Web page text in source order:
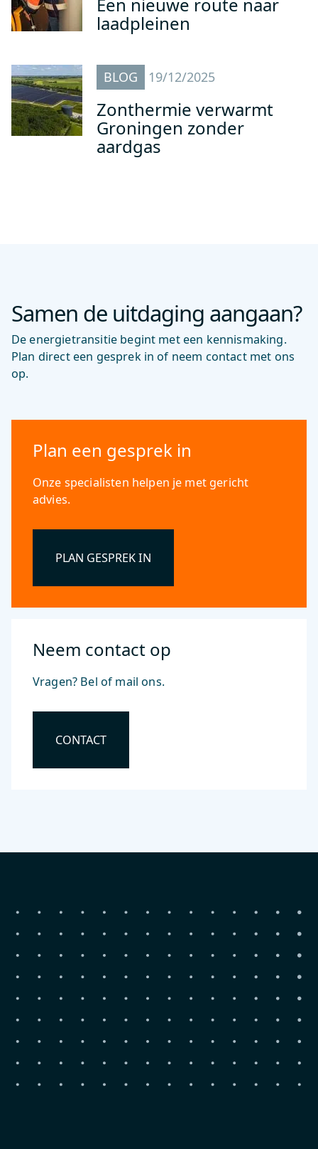
laadpleinen
BLOG 19/12/2025
Zonthermie verwarmt
Groningen zonder
aardgas
Samen de uitdaging aangaan?
De energietransitie begint met een kennismaking.
Plan direct een gesprek in of neem contact met ons
op.
Plan een gesprek in
Onze specialisten helpen je met gericht
advies.
PLAN GESPREK IN
Neem contact op
Vragen? Bel of mail ons.
CONTACT